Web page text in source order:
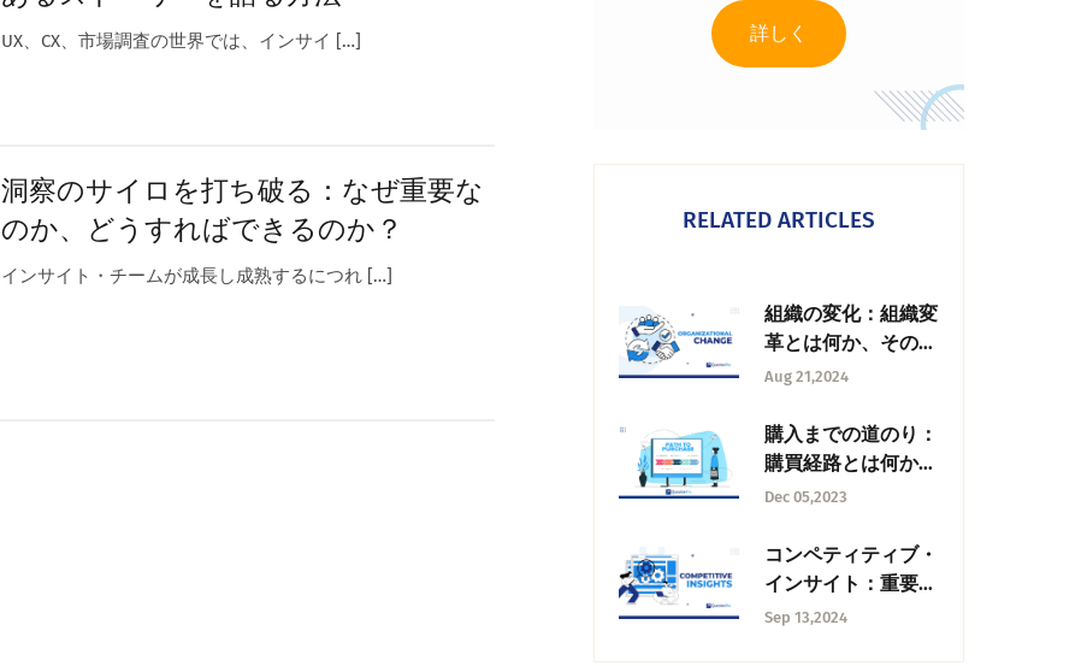
UX、CX、市場調査の世界では、インサイ […]
洞察のサイロを打ち破る：なぜ重要な
のか、どうすればできるのか？
インサイト・チームが成長し成熟するにつれ […]
詳しく
RELATED ARTICLES
組織の変化：組織変
革とは何か、その種
類と管理方法
Aug 21,2024
購入までの道のり：
購買経路とは何か、
段階とデータ分析
Dec 05,2023
コンペティティブ・
インサイト：重要
性、入手方法、利用
Sep 13,2024